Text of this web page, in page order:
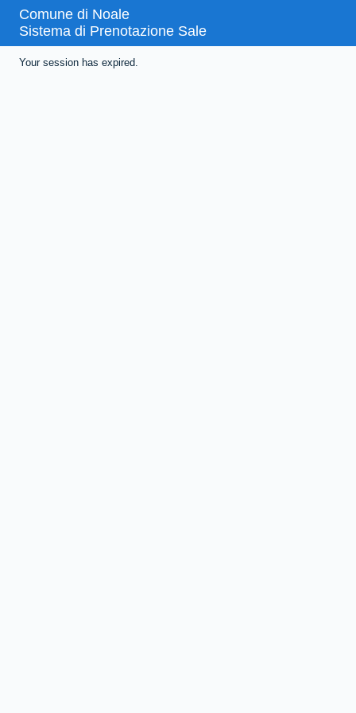
Comune di Noale
Sistema di Prenotazione Sale
Your session has expired.